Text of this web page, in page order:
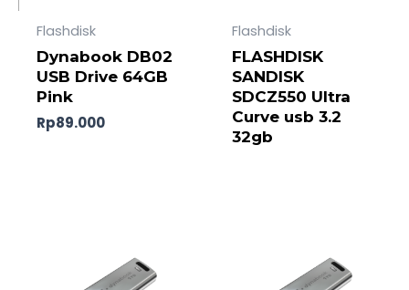
Flashdisk
Dynabook DB02
USB Drive 64GB
Pink
Rp89.000
Flashdisk
FLASHDISK
SANDISK
SDCZ550 Ultra
Curve usb 3.2
32gb